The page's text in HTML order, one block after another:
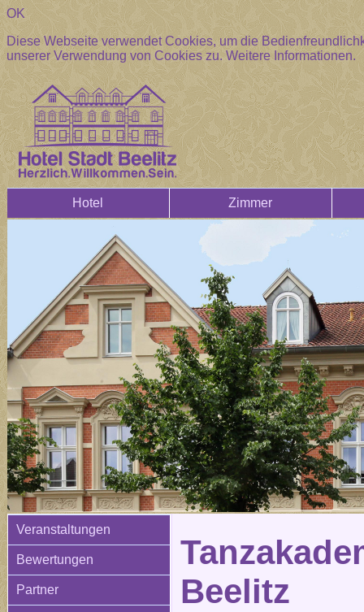
OK
Diese Webseite verwendet Cookies, um die
unserer Verwendung von Cookies zu.Weitere Informationen.
Hotel Zimmer
Veranstaltungen
Bewertungen
Partner
Beelitz